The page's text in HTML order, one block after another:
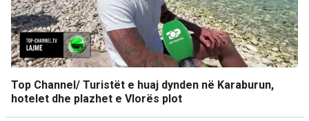
Top Channel/ Turistët e huaj dynden në Karaburun,
hotelet dhe plazhet e Vlorës plot